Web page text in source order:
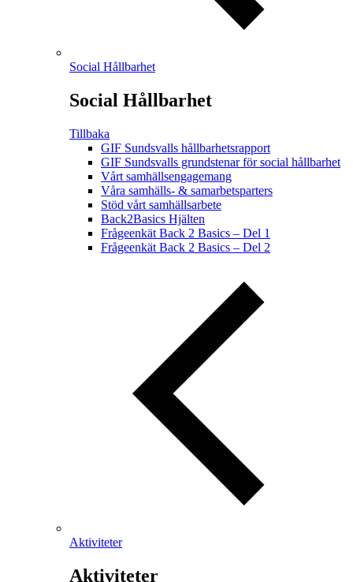
Social Hållbarhet
Social Hållbarhet
Tillbaka
GIF Sundsvalls hållbarhetsrapport
GIF Sundsvalls grundstenar för social hållbarhet
Vårt samhällsengagemang
Våra samhälls- & samarbetsparters
Stöd vårt samhällsarbete
Back2Basics Hjälten
Frågeenkät Back 2 Basics – Del 1
Frågeenkät Back 2 Basics – Del 2
Aktiviteter
Aktiviteter